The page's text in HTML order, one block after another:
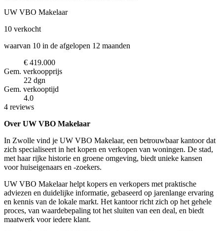
UW VBO Makelaar
10 verkocht
waarvan 10 in de afgelopen 12 maanden
€ 419.000
Gem. verkoopprijs
22 dgn
Gem. verkooptijd
4.0
4 reviews
Over UW VBO Makelaar
In Zwolle vind je UW VBO Makelaar, een betrouwbaar kantoor dat
zich specialiseert in het kopen en verkopen van woningen. De stad,
met haar rijke historie en groene omgeving, biedt unieke kansen
voor huiseigenaars en -zoekers.
UW VBO Makelaar helpt kopers en verkopers met praktische
adviezen en duidelijke informatie, gebaseerd op jarenlange ervaring
en kennis van de lokale markt. Het kantoor richt zich op het gehele
proces, van waardebepaling tot het sluiten van een deal, en biedt
maatwerk voor iedere klant.